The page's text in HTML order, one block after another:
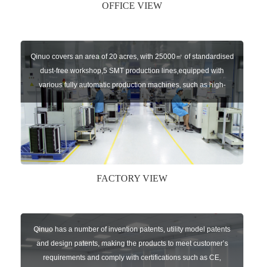
OFFICE VIEW
Qinuo covers an area of 20 acres, with 25000㎡ of standardised
dust-free workshop,5 SMT production lines,equipped with
various fully automatic production machines, such as high-
speed chip mounter,welding robots, and automatic screw
machines etc.
FACTORY VIEW
Qinuo has a number of invention patents, utility model patents
and design patents, making the products to meet customer’s
requirements and comply with certifications such as CE,